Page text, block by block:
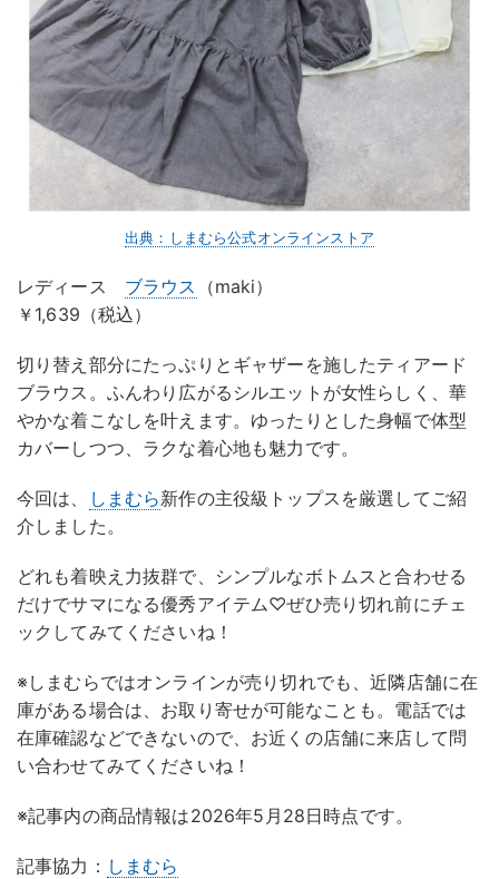
出典：しまむら公式オンラインストア
レディース ブラウス
（maki）
￥1,639（税込）
切り替え部分にたっぷりとギャザーを施したティアード
ブラウス。ふんわり広がるシルエットが女性らしく、華
やかな着こなしを叶えます。ゆったりとした身幅で体型
カバーしつつ、ラクな着心地も魅力です。
今回は、 しまむら新作の主役級トップスを厳選してご紹
介しました。
どれも着映え力抜群で、シンプルなボトムスと合わせる
だけでサマになる優秀アイテム♡ぜひ売り切れ前にチェ
ックしてみてくださいね！
※しまむらではオンラインが売り切れでも、近隣店舗に在
庫がある場合は、お取り寄せが可能なことも。電話では
在庫確認などできないので、お近くの店舗に来店して問
い合わせてみてくださいね！
※記事内の商品情報は2026年5月28日時点です。
記事協力： しまむら